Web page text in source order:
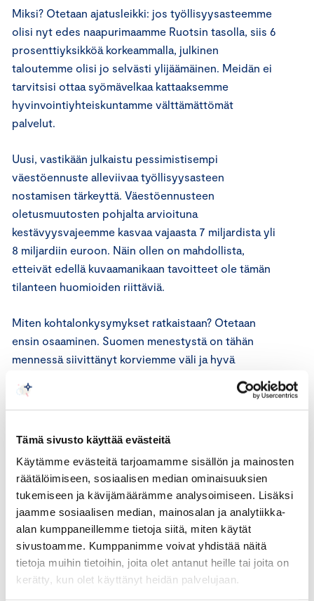
Tämä sivusto käyttää evästeitä
Käytämme evästeitä tarjoamamme sisällön ja mainosten
räätälöimiseen, sosiaalisen median ominaisuuksien
tukemiseen ja kävijämäärämme analysoimiseen. Lisäksi
jaamme sosiaalisen median, mainosalan ja analytiikka-
alan kumppaneillemme tietoja siitä, miten käytät
sivustoamme. Kumppanimme voivat yhdistää näitä
tietoja muihin tietoihin, joita olet antanut heille tai joita on
kerätty, kun olet käyttänyt heidän palvelujaan.
Miksi? Otetaan ajatusleikki: jos työllisyysasteemme
olisi nyt edes naapurimaamme Ruotsin tasolla, siis 6
prosenttiyksikköä korkeammalla, julkinen
taloutemme olisi jo selvästi ylijäämäinen. Meidän ei
tarvitsisi ottaa syömävelkaa kattaaksemme
hyvinvointiyhteiskuntamme välttämättömät
palvelut.
Uusi, vastikään julkaistu pessimistisempi
väestöennuste alleviivaa työllisyysasteen
nostamisen tärkeyttä. Väestöennusteen
oletusmuutosten pohjalta arvioituna
kestävyysvajeemme kasvaa vajaasta 7 miljardista yli
8 miljardiin euroon. Näin ollen on mahdollista,
etteivät edellä kuvaamanikaan tavoitteet ole tämän
tilanteen huomioiden riittäviä.
Miten kohtalonkysymykset ratkaistaan? Otetaan
ensin osaaminen. Suomen menestystä on tähän
mennessä siivittänyt korviemme väli ja hyvä
maineemme osaamisen kärkimaana. Osaaminen on
yhä ja tulevaisuudessakin ainoa pysyvä
kilpailuetumme. Valitettavasti osaamisen
tuloksissa trendimme osoittaa alaspäin.
Toimeen on tartuttava kaikilla kouluasteilla: tarjotaan
tarpeeksi haastetta ja resursseja, ja otetaan ajoissa
koppi niistä, jotka eivät pysy mukana. Keskitytään
siihen, että jokainen osaa perustaidot ja
varmistetaan, ettei kukaan pääse solahtamaan
peruskoulun läpi oppimatta esimerkiksi lukemaan.